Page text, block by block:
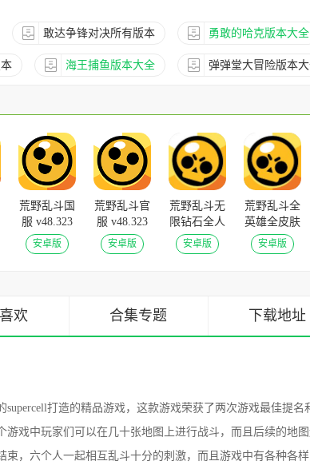
敢达争锋对决所有版本 勇敢的哈克版本大全
海王捕鱼版本大全 弹弹堂大冒险版本
荒野乱斗国
服 v48.323
安卓版
安卓版
荒野乱斗官
服 v48.323
安卓版
安卓版
荒野乱斗无
限钻石全人
物免费版
v46.168安
安卓版
荒野乱斗全
英雄全皮肤
版本
v46.168安
安卓版
欢 合集专题 下载地址
打造的精品游戏，这款游戏荣获了两次游戏最佳提名
戏中玩家们可以在几十张地图上进行战斗，而且后续的地
，六个人一起相互乱斗十分的刺激，而且游戏中有各种各